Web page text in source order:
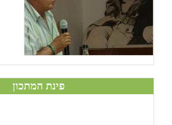
פינת המתכון